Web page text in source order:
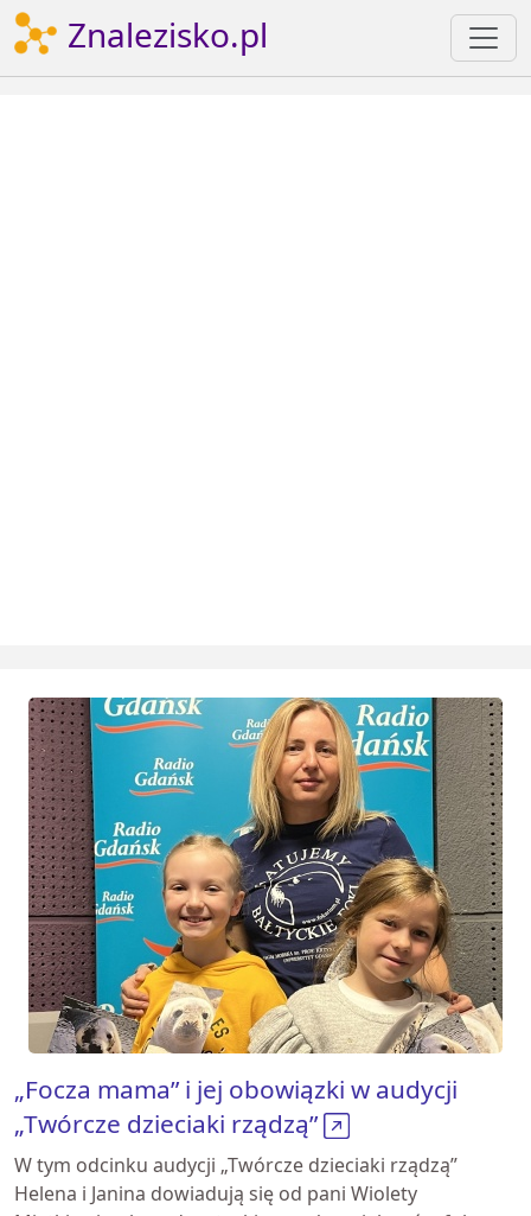
Znalezisko.pl
„Focza mama” i jej obowiązki w audycji
„Twórcze dzieciaki rządzą”
W tym odcinku audycji „Twórcze dzieciaki rządzą”
Helena i Janina dowiadują się od pani Wiolety